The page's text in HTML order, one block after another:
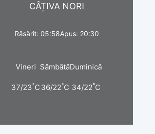
CÂȚIVA NORI
Răsărit: 05:58Apus: 20:30
Vineri
37/23°C
Sâmbătă
36/22°C
Duminică
34/22°C